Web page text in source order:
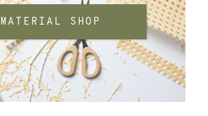
MATERIAL SHOP